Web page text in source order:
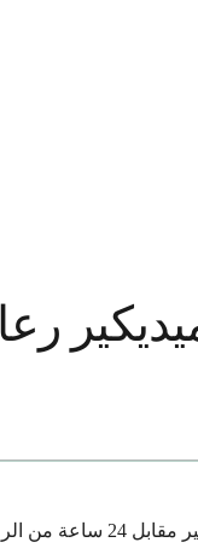
رعاية
بينما تتخذ الأسر